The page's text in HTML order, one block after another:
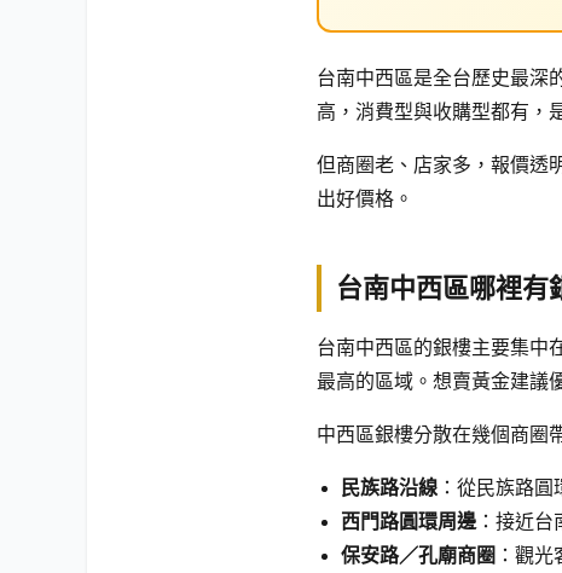
台南中西區是全台歷史最
高，消費型與收購型都有，
但商圈老、店家多，報價透
出好價格。
台南中西區哪裡有
台南中西區的銀樓主要集中
最高的區域。想賣黃金建議
中西區銀樓分散在幾個商圈
民族路沿線 ：從民族路
西門路圓環周邊 ：接近
保安路／孔廟商圈 ：觀